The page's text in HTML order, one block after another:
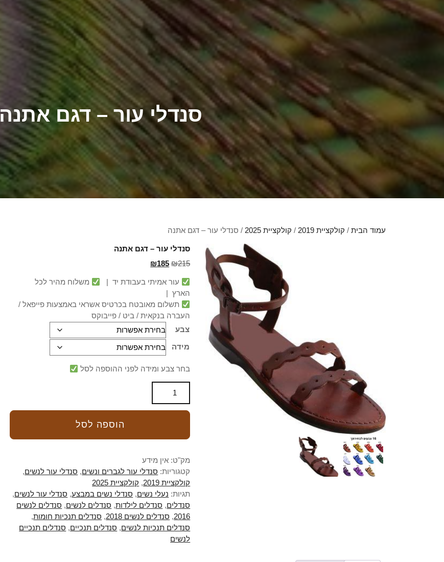
סנדלי עור – דגם אתנה
עמוד הבית / קולקציית 2019 / קולקציית 2025 / סנדלי עור – דגם אתנה
סנדלי עור – דגם אתנה
₪215
₪185
עור אמיתי בעבודת יד |
משלוח מהיר לכל
הארץ |
תשלום מאובטח בכרטיס אשראי באמצעות פייפאל /
העברה בנקאית / ביט / פייבוקס
צבע
מידה
בחר צבע ומידה לפני ההוספה לסל
הוספה לסל
מק"ט: אין מידע
קטגוריות: סנדלי עור לגברים ונשים, סנדלי עור לנשים,
קולקציית 2019
, קולקציית 2025
תגיות: נעלי נשים, סנדלי נשים במבצע, סנדלי עור לנשים,
סנדלים, סנדלים לילדות, סנדלים לנשים, סנדלים לנשים
2016
, סנדלים לנשים 2018 , סנדלים תנכיות חומות,
סנדלים תנכיות לנשים, סנדלים תנכיים, סנדלים תנכיים
לנשים